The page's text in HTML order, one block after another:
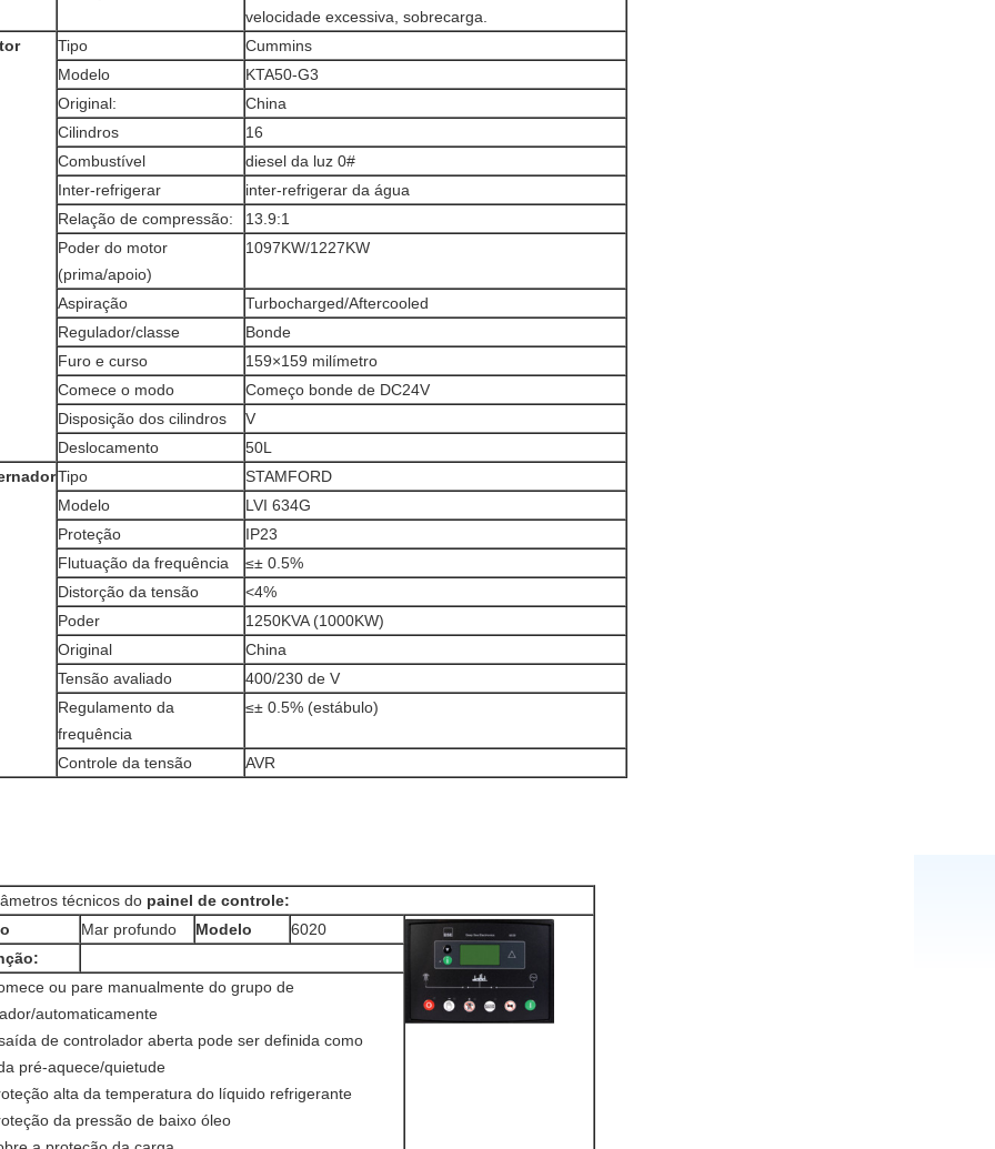
velocidade excessiva, sobrecarga.
Tipo
Cummins
Modelo
KTA50-G3
Original:
China
Cilindros
16
Combustível
diesel da luz 0#
Inter-refrigerar
inter-refrigerar da água
Relação de compressão:
13.9:1
Poder do motor
(prima/apoio)
1097KW/1227KW
Aspiração
Turbocharged/Aftercooled
Regulador/classe
Bonde
Furo e curso
159×159 milímetro
Comece o modo
Começo bonde de DC24V
Disposição dos cilindros
V
Deslocamento
50L
Tipo
STAMFORD
Modelo
LVI 634G
Proteção
IP23
Flutuação da frequência
≤± 0.5%
Distorção da tensão
<4%
Poder
1250KVA (1000KW)
Original
China
Tensão avaliado
400/230 de V
Regulamento da
frequência
≤± 0.5% (estábulo)
Controle da tensão AVR
técnicos do painel de controle:
Mar profundo Modelo
6020
ou pare manualmente do grupo de
automaticamente
saída de controlador aberta pode ser definida como
pré-aquece/quietude
alta da temperatura do líquido refrigerante
da pressão de baixo óleo